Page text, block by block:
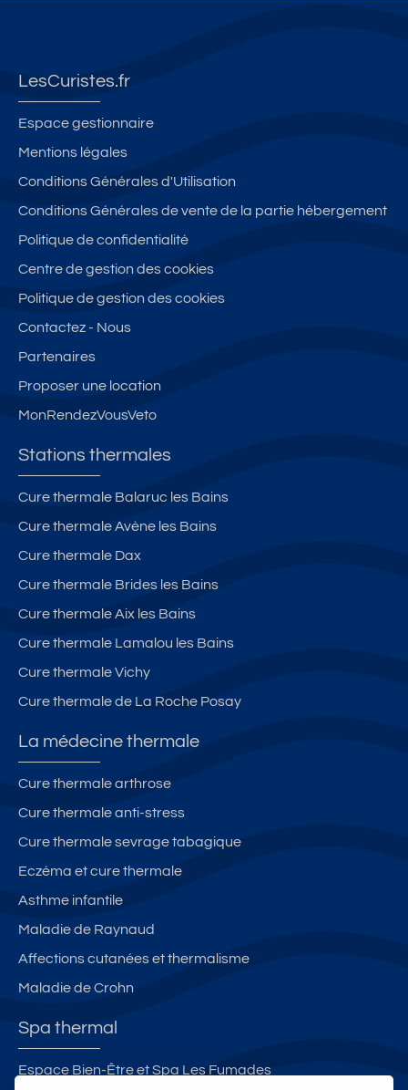
LesCuristes.fr
Espace gestionnaire
Mentions légales
Conditions Générales d'Utilisation
Conditions Générales de vente de la partie hébergement
Politique de confidentialité
Centre de gestion des cookies
Politique de gestion des cookies
Contactez - Nous
Partenaires
Proposer une location
MonRendezVousVeto
Stations thermales
Cure thermale Balaruc les Bains
Cure thermale Avène les Bains
Cure thermale Dax
Cure thermale Brides les Bains
Cure thermale Aix les Bains
Cure thermale Lamalou les Bains
Cure thermale Vichy
Cure thermale de La Roche Posay
La médecine thermale
Cure thermale arthrose
Cure thermale anti-stress
Cure thermale sevrage tabagique
Eczéma et cure thermale
Asthme infantile
Maladie de Raynaud
Affections cutanées et thermalisme
Maladie de Crohn
Spa thermal
Espace Bien-Être et Spa Les Fumades